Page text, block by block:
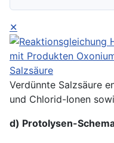
✕
Verdünnte Salzsäure
und Chlorid-Ionen
d) Protolysen-